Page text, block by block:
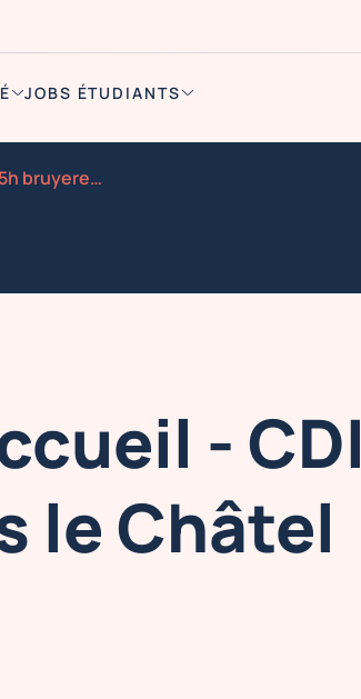
JOBS ÉTUDIANTS
Hote sse d accueil CDI 35h bruyeres le chatel 91
- CDI
le Châtel